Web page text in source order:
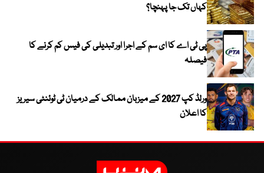
کہاں تک جا پہنچا؟
پی ٹی اے کا ای سم کے اجرا اور تبدیلی کی فیس کم کرنے کا
فیصلہ
ورلڈ کپ 2027 کے میزبان ممالک کے درمیان ٹی ٹوئنٹی سیریز
کا اعلان